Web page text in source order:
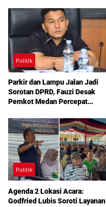
Politik
Parkir dan Lampu Jalan Jadi
Sorotan DPRD, Fauzi Desak
Pemkot Medan Percepat
Politik
Agenda 2 Lokasi Acara:
Godfried Lubis Soroti Layanan